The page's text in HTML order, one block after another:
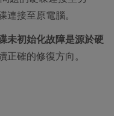
接至原電腦。
未初始化故障是源於硬
正確的修復方向。